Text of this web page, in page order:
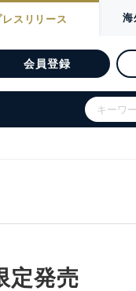
レスリリース 海
会員登録
定発売